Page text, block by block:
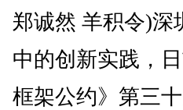
郑诚然 羊积令)深
中的创新实践，
框架公约》第三